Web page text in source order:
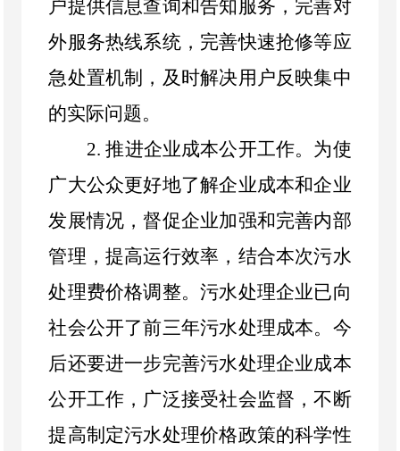
户提供信息查询和告知服务，完善对
外服务热线系统，完善快速抢修等应
急处置机制，及时解决用户反映集中
的实际问题。
2.推进企业成本公开工作。为使
广大公众更好地了解企业成本和企业
发展情况，督促企业加强和完善内部
管理，提高运行效率，结合本次污水
处理费价格调整。污水处理企业已向
社会公开了前三年污水处理成本。今
后还要进一步完善污水处理企业成本
公开工作，广泛接受社会监督，不断
提高制定污水处理价格政策的科学性